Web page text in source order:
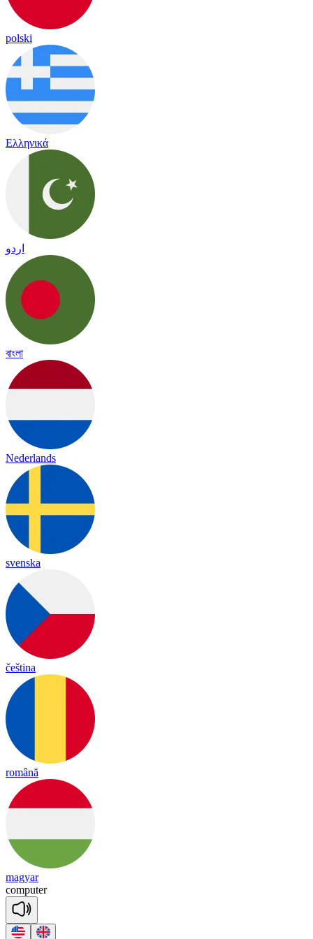
polski
Ελληνικά
اردو
বাংলা
Nederlands
svenska
čeština
română
magyar
computer